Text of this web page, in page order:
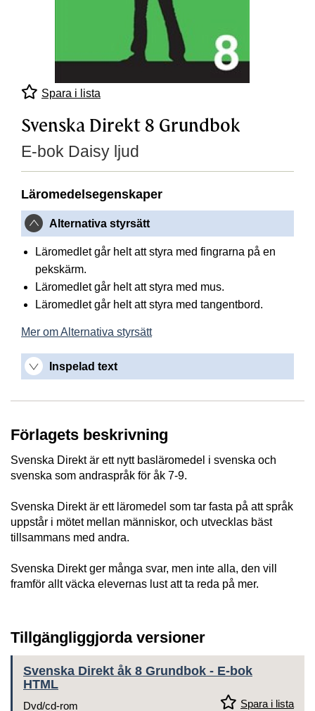
Spara i lista
Svenska Direkt 8 Grundbok
E-bok Daisy ljud
Läromedelsegenskaper
Alternativa styrsätt
Läromedlet går helt att styra med fingrarna på en
pekskärm.
Läromedlet går helt att styra med mus.
Läromedlet går helt att styra med tangentbord.
Mer om Alternativa styrsätt
Inspelad text
Förlagets beskrivning
Svenska Direkt är ett nytt basläromedel i svenska och
svenska som andraspråk för åk 7-9.
Svenska Direkt är ett läromedel som tar fasta på att språk
uppstår i mötet mellan människor, och utvecklas bäst
tillsammans med andra.
Svenska Direkt ger många svar, men inte alla, den vill
framför allt väcka elevernas lust att ta reda på mer.
Tillgängliggjorda versioner
Svenska Direkt åk 8 Grundbok - E-bok
HTML
Spara i lista
Dvd/cd-rom